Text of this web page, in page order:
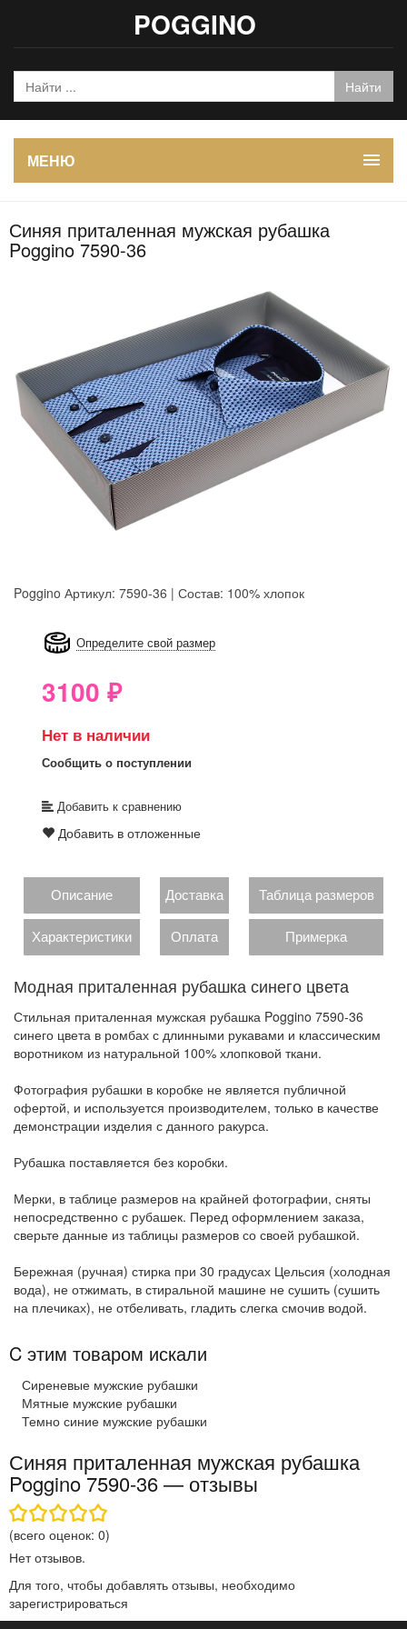
POGGINO
МЕНЮ
Синяя приталенная мужская рубашка
Poggino 7590-36
Poggino Артикул: 7590-36 | Состав: 100% хлопок
Определите свой размер
3100 ₽
Нет в наличии
Сообщить о поступлении
Добавить к сравнению
Добавить в отложенные
Описание Доставка Таблица размеров
Характеристики Оплата Примерка
Модная приталенная рубашка синего цвета
Стильная приталенная мужская рубашка Poggino 7590-36
синего цвета в ромбах с длинными рукавами и классическим
воротником из натуральной 100% хлопковой ткани.
Фотография рубашки в коробке не является публичной
офертой, и используется производителем, только в качестве
демонстрации изделия с данного ракурса.
Рубашка поставляется без коробки.
Мерки, в таблице размеров на крайней фотографии, сняты
непосредственно с рубашек. Перед оформлением заказа,
сверьте данные из таблицы размеров со своей рубашкой.
Бережная (ручная) стирка при 30 градусах Цельсия (холодная
вода), не отжимать, в стиральной машине не сушить (сушить
на плечиках), не отбеливать, гладить слегка смочив водой.
C этим товаром искали
Сиреневые мужские рубашки
Мятные мужские рубашки
Темно синие мужские рубашки
Синяя приталенная мужская рубашка
Poggino 7590-36 — отзывы
(всего оценок: 0)
Нет отзывов.
Для того, чтобы добавлять отзывы, необходимо
зарегистрироваться